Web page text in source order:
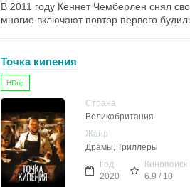
В 2011 году Кеннет Чемберлен снял
многие включают повтор первого
Точка кипения
HDrip
Страна
Великобритания
Жанр
Драмы, Триллеры
Год
2020
Кинопоиск
6.9 / 10